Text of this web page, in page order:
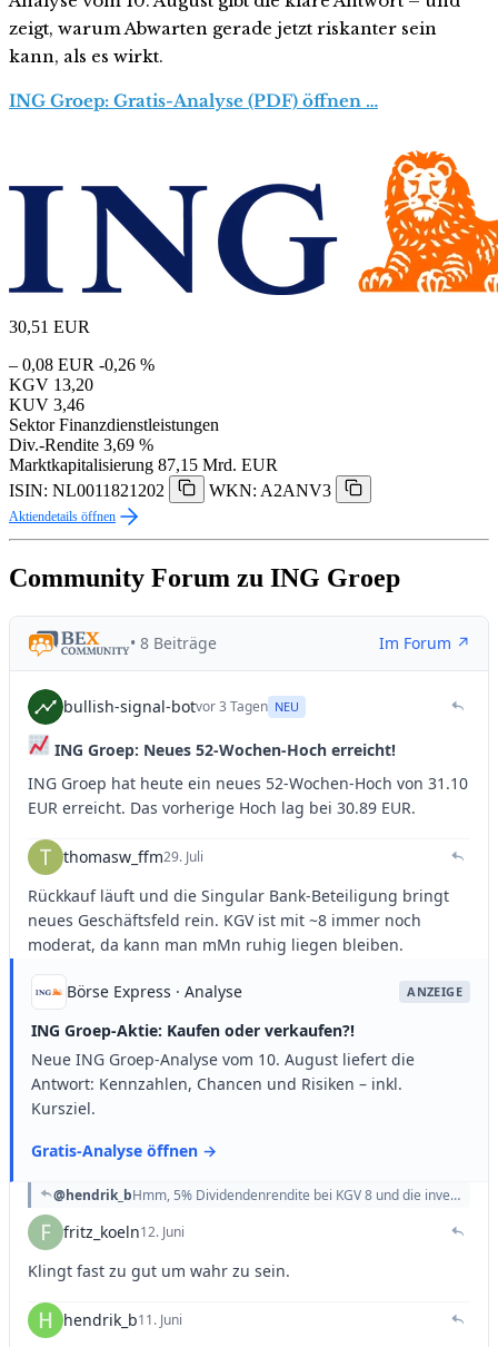
zeigt, warum Abwarten gerade jetzt riskanter sein
kann, als es wirkt.
ING Groep: Gratis-Analyse (PDF) öffnen …
30,51 EUR
– 0,08 EUR -0,26 %
KGV 13,20
KUV 3,46
Sektor Finanzdienstleistungen
Div.-Rendite 3,69 %
Marktkapitalisierung 87,15 Mrd. EUR
ISIN: NL0011821202
WKN: A2ANV3
Aktiendetails öffnen
Community Forum zu ING Groep